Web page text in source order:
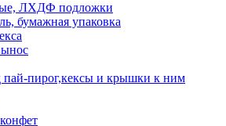
ЛХДФ подложки
бумажная упаковка
пирог,кексы и крышки к ним